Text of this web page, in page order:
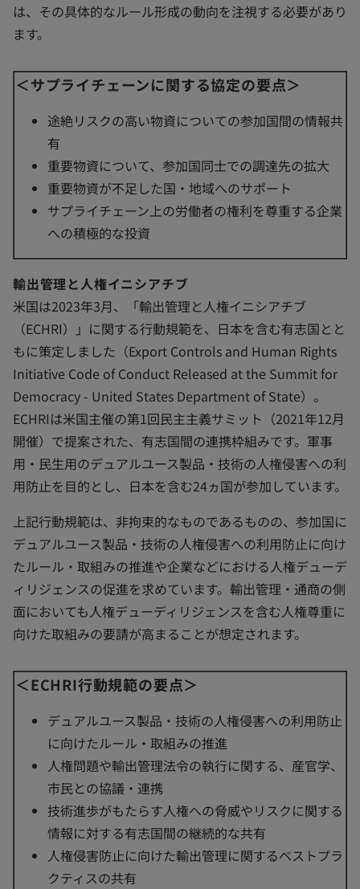
は、その具体的なルール形成の動向を注視する必要があり
ます。
＜サプライチェーンに関する協定の要点＞
途絶リスクの高い物資についての参加国間の情報共
有
重要物資について、参加国同士での調達先の拡大
重要物資が不足した国・地域へのサポート
サプライチェーン上の労働者の権利を尊重する企業
への積極的な投資
輸出管理と人権イニシアチブ
米国は2023年3月、「輸出管理と人権イニシアチブ
（ECHRI）」に関する行動規範を、日本を含む有志国とと
もに策定しました（Export Controls and Human Rights
Initiative Code of Conduct Released at the Summit for
Democracy - United States Department of State）。
ECHRIは米国主催の第1回民主主義サミット（2021年12月
開催）で提案された、有志国間の連携枠組みです。軍事
用・民生用のデュアルユース製品・技術の人権侵害への利
用防止を目的とし、日本を含む24ヵ国が参加しています。
上記行動規範は、非拘束的なものであるものの、参加国に
デュアルユース製品・技術の人権侵害への利用防止に向け
たルール・取組みの推進や企業などにおける人権デューデ
ィリジェンスの促進を求めています。輸出管理・通商の側
面においても人権デューディリジェンスを含む人権尊重に
向けた取組みの要請が高まることが想定されます。
＜ECHRI行動規範の要点＞
デュアルユース製品・技術の人権侵害への利用防止
に向けたルール・取組みの推進
人権問題や輸出管理法令の執行に関する、産官学、
市民との協議・連携
技術進歩がもたらす人権への脅威やリスクに関する
情報に対する有志国間の継続的な共有
人権侵害防止に向けた輸出管理に関するベストプラ
クティスの共有